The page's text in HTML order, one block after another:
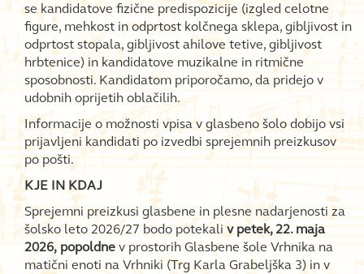
se kandidatove fizične predispozicije (izgled celotne
figure, mehkost in odprtost kolčnega sklepa, gibljivost in
odprtost stopala, gibljivost ahilove tetive, gibljivost
hrbtenice) in kandidatove muzikalne in ritmične
sposobnosti. Kandidatom priporočamo, da pridejo v
udobnih oprijetih oblačilih.
Informacije o možnosti vpisa v glasbeno šolo dobijo vsi
prijavljeni kandidati po izvedbi sprejemnih preizkusov
po pošti.
KJE IN KDAJ
Sprejemni preizkusi glasbene in plesne nadarjenosti za
šolsko leto 2026/27 bodo potekali v petek, 22. maja
2026, popoldne v prostorih Glasbene šole Vrhnika na
matični enoti na Vrhniki (Trg Karla Grabeljška 3) in v